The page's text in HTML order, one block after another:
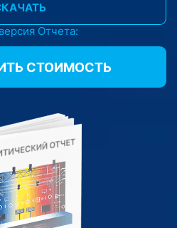
Отчета:
CТОИМОСТЬ